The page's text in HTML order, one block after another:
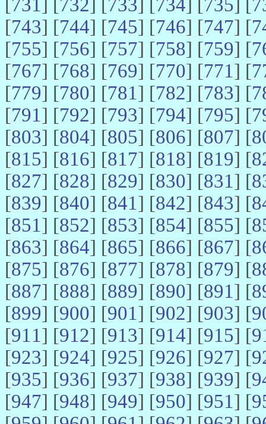
[731] [732] [733] [734] [735] [
[743] [744] [745] [746] [747] [
[755] [756] [757] [758] [759] [
[767] [768] [769] [770] [771] [
[779] [780] [781] [782] [783] [
[791] [792] [793] [794] [795] [
[803] [804] [805] [806] [807] [
[815] [816] [817] [818] [819] [
[827] [828] [829] [830] [831] [
[839] [840] [841] [842] [843] [
[851] [852] [853] [854] [855] [
[863] [864] [865] [866] [867] [
[875] [876] [877] [878] [879] [
[887] [888] [889] [890] [891] [
[899] [900] [901] [902] [903] [
[911] [912] [913] [914] [915] [
[923] [924] [925] [926] [927] [
[935] [936] [937] [938] [939] [
[947] [948] [949] [950] [951] [